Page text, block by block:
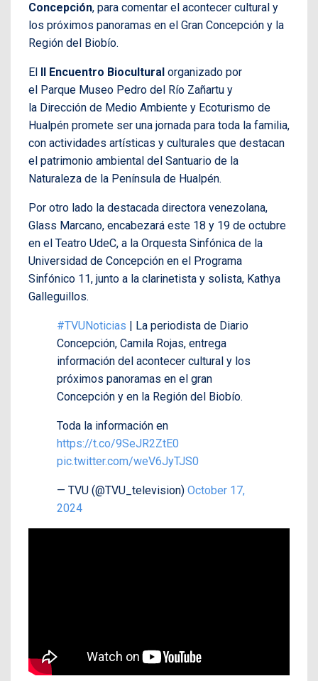
Concepción, para comentar el acontecer cultural y
los próximos panoramas en el Gran Concepción y la
Región del Biobío.
El II Encuentro Biocultural organizado por
el Parque Museo Pedro del Río Zañartu y
la Dirección de Medio Ambiente y Ecoturismo de
Hualpén promete ser una jornada para toda la familia,
con actividades artísticas y culturales que destacan
el patrimonio ambiental del Santuario de la
Naturaleza de la Península de Hualpén.
Por otro lado la destacada directora venezolana,
Glass Marcano, encabezará este 18 y 19 de octubre
en el Teatro UdeC, a la Orquesta Sinfónica de la
Universidad de Concepción en el Programa
Sinfónico 11, junto a la clarinetista y solista, Kathya
Galleguillos.
#TVUNoticias | La periodista de Diario
Concepción, Camila Rojas, entrega
información del acontecer cultural y los
próximos panoramas en el gran
Concepción y en la Región del Biobío.
Toda la información en
https://t.co/9SeJR2ZtE0
pic.twitter.com/weV6JyTJS0
— TVU (@TVU_television) October 17,
2024